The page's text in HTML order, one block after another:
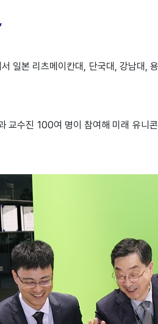
일본 리츠메이칸대, 단국대, 강남대,
교수진 100여 명이 참여해 미래 유